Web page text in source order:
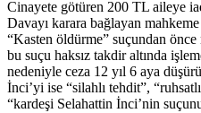
Cinayete götüren 200 TL aileye
Davayı karara bağlayan
“Kasten öldürme” suçundan önce
bu suçu haksız takdir altında
nedeniyle ceza 12 yıl 6 aya
İnci’yi ise “silahlı tehdit”,
“kardeşi Selahattin İnci’nin